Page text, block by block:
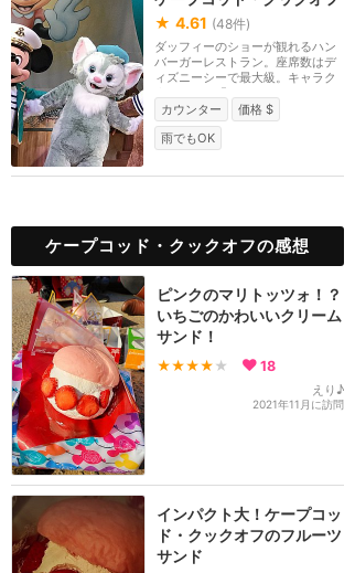
★ 4.61 (48件)
ダッフィーのショーが観れるハン
バーガーレストラン。座席数はデ
ィズニーシーで最大級。キャラク
ターショー「マイ...
カウンター
価格 $
雨でもOK
ケープコッド・クックオフの感想
ピンクのマリトッツォ！？
いちごのかわいいクリーム
サンド！
★★★★ ★ 18
えり♪
2021年11月に訪問
インパクト大！ケープコッ
ド・クックオフのフルーツ
サンド